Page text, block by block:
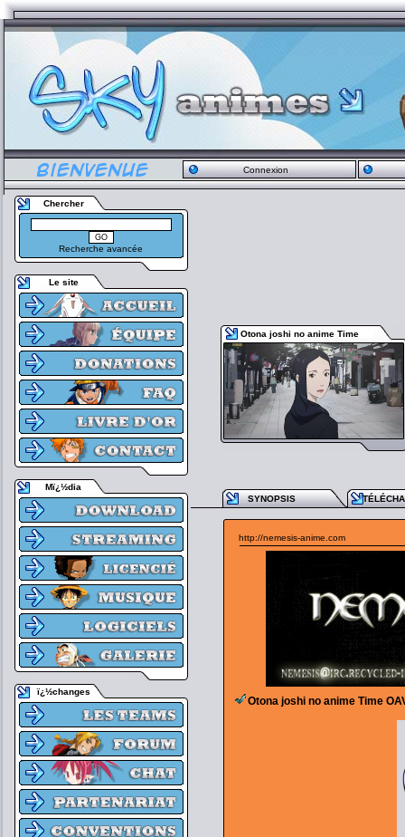
Connexion
Chercher
Recherche avancée
Le site
Mï¿½dia
ï¿½changes
Otona joshi no anime Time
SYNOPSIS
http://nemesis-anime.com
Otona joshi no anime Time